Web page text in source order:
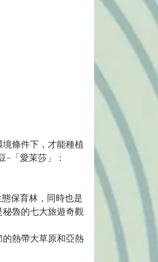
條件下，才能種植
「愛茉莎」：
保育林，同時也是
魯的七大旅遊奇觀
熱帶大草原和亞熱